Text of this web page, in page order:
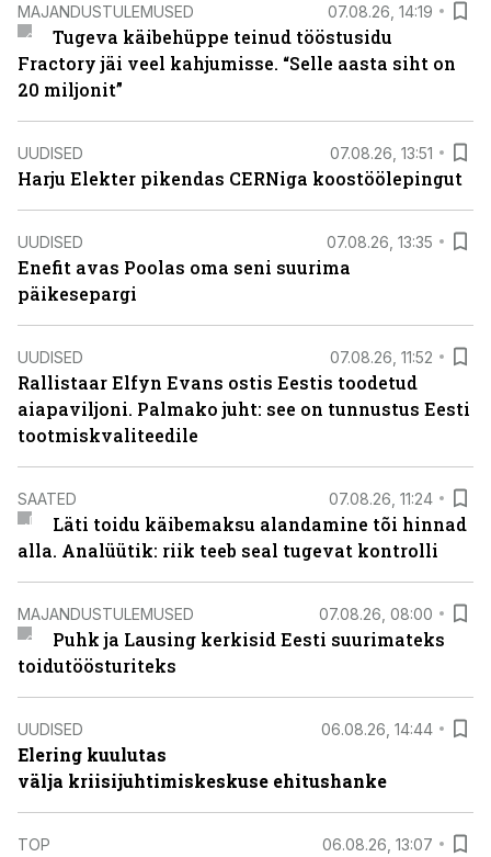
MAJANDUSTULEMUSED 07.08.26, 14:19
Tugeva käibehüppe teinud tööstusidu
Fractory jäi veel kahjumisse. “Selle aasta siht on
20 miljonit”
UUDISED 07.08.26, 13:51
Harju Elekter pikendas CERNiga koostöölepingut
UUDISED 07.08.26, 13:35
Enefit avas Poolas oma seni suurima
päikesepargi
UUDISED 07.08.26, 11:52
Rallistaar Elfyn Evans ostis Eestis toodetud
aiapaviljoni. Palmako juht: see on tunnustus Eesti
tootmiskvaliteedile
SAATED 07.08.26, 11:24
Läti toidu käibemaksu alandamine tõi hinnad
alla. Analüütik: riik teeb seal tugevat kontrolli
MAJANDUSTULEMUSED 07.08.26, 08:00
Puhk ja Lausing kerkisid Eesti suurimateks
toidutöösturiteks
UUDISED 06.08.26, 14:44
Elering kuulutas
välja kriisijuhtimiskeskuse ehitushanke
TOP 06.08.26, 13:07